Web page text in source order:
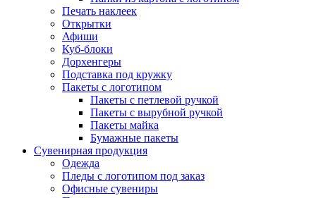
Печать наклеек
Открытки
Афиши
Куб-блоки
Дорхенгеры
Подставка под кружку
Пакеты с логотипом
Пакеты с петлевой ручкой
Пакеты с вырубной ручкой
Пакеты майка
Бумажные пакеты
Сувенирная продукция
Одежда
Пледы с логотипом под заказ
Офисные сувениры